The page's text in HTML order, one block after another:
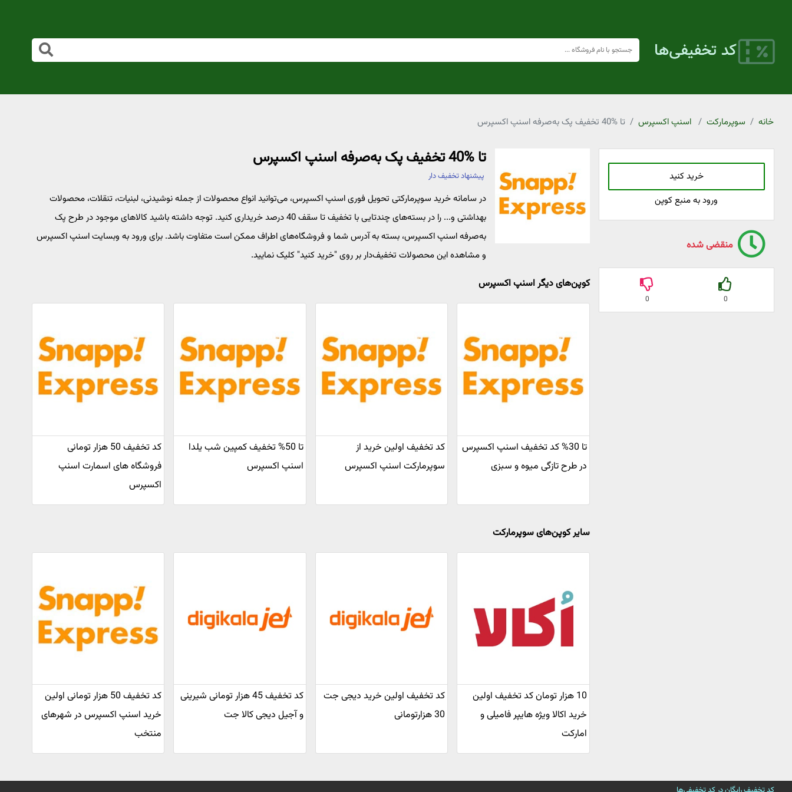
خانه سوپرمارکت اسنپ اکسپرس تا %40 تخفیف پک به‌صرفه اسنپ اکسپرس
خرید کنید
ورود به منبع کوپن
منقضی شده
0
0
تا %40 تخفیف پک به‌صرفه اسنپ اکسپرس
پیشنهاد تخفیف دار
در سامانه خرید سوپرمارکتی تحویل فوری اسنپ اکسپرس، می‌توانید انواع محصولات از جمله نوشیدنی، لبنیات، تنقلات، محصولات
بهداشتی و... را در بسته‌های چندتایی با تخفیف تا سقف 40 درصد خریداری کنید. توجه داشته باشید کالاهای موجود در طرح پک
به‌صرفه اسنپ اکسپرس، بسته به آدرس شما و فروشگاه‌های اطراف ممکن است متفاوت باشد. برای ورود به وبسایت اسنپ اکسپرس
و مشاهده این محصولات تخفیف‌دار بر روی "خرید کنید" کلیک نمایید.
کوپن‌های دیگر اسنپ اکسپرس
تا 30% کد تخفیف اسنپ اکسپرس
در طرح تازگی میوه و سبزی
کد تخفیف اولین خرید از
سوپرمارکت اسنپ اکسپرس
تا 50% تخفیف کمپین شب یلدا
اسنپ اکسپرس
کد تخفیف 50 هزار تومانی
فروشگاه های اسمارت اسنپ
اکسپرس
سایر کوپن‌های سوپرمارکت
10 هزار تومان کد تخفیف اولین
خرید اکالا ویژه هایپر فامیلی و
امارکت
کد تخفیف اولین خرید دیجی جت
30 هزارتومانی
کد تخفیف 45 هزار تومانی شیرینی
و آجیل دیجی کالا جت
کد تخفیف 50 هزار تومانی اولین
خرید اسنپ اکسپرس در شهرهای
منتخب